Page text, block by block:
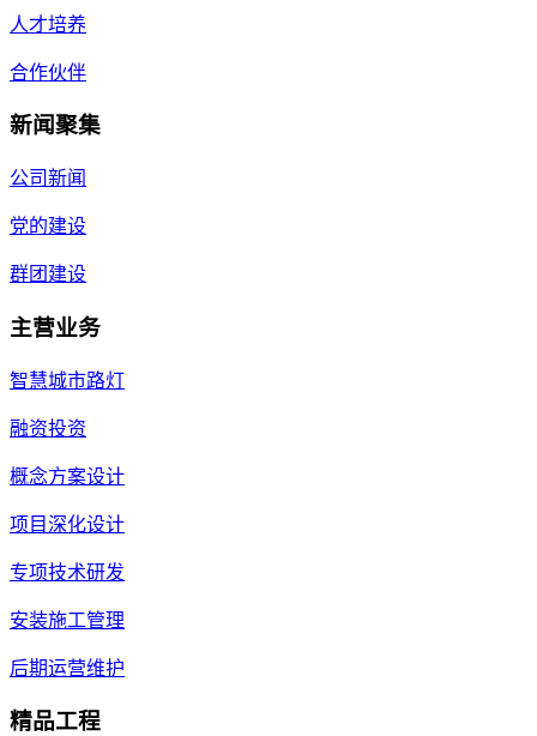
人才培养
合作伙伴
新闻聚集
公司新闻
党的建设
群团建设
主营业务
智慧城市路灯
融资投资
概念方案设计
项目深化设计
专项技术研发
安装施工管理
后期运营维护
精品工程